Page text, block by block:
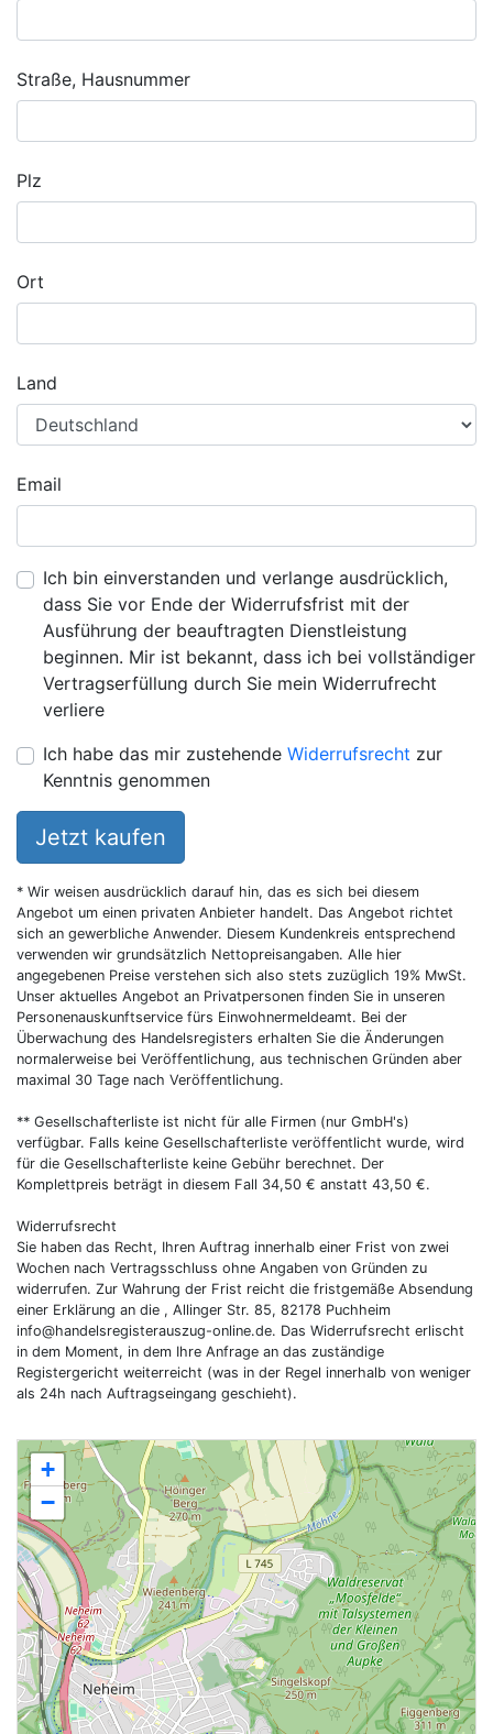
+
−
Straße, Hausnummer
Plz
Ort
Land
Email
Ich bin einverstanden und verlange ausdrücklich,
dass Sie vor Ende der Widerrufsfrist mit der
Ausführung der beauftragten Dienstleistung
beginnen. Mir ist bekannt, dass ich bei vollständiger
Vertragserfüllung durch Sie mein Widerrufrecht
verliere
Ich habe das mir zustehende Widerrufsrecht zur
Kenntnis genommen
Jetzt kaufen
* Wir weisen ausdrücklich darauf hin, das es sich bei diesem
Angebot um einen privaten Anbieter handelt. Das Angebot richtet
sich an gewerbliche Anwender. Diesem Kundenkreis entsprechend
verwenden wir grundsätzlich Nettopreisangaben. Alle hier
angegebenen Preise verstehen sich also stets zuzüglich 19% MwSt.
Unser aktuelles Angebot an Privatpersonen finden Sie in unseren
Personenauskunftservice fürs Einwohnermeldeamt. Bei der
Überwachung des Handelsregisters erhalten Sie die Änderungen
normalerweise bei Veröffentlichung, aus technischen Gründen aber
maximal 30 Tage nach Veröffentlichung.
** Gesellschafterliste ist nicht für alle Firmen (nur GmbH's)
verfügbar. Falls keine Gesellschafterliste veröffentlicht wurde, wird
für die Gesellschafterliste keine Gebühr berechnet. Der
Komplettpreis beträgt in diesem Fall 34,50 € anstatt 43,50 €.
Widerrufsrecht
Sie haben das Recht, Ihren Auftrag innerhalb einer Frist von zwei
Wochen nach Vertragsschluss ohne Angaben von Gründen zu
widerrufen. Zur Wahrung der Frist reicht die fristgemäße Absendung
einer Erklärung an die , Allinger Str. 85, 82178 Puchheim
info@handelsregisterauszug-online.de. Das Widerrufsrecht erlischt
in dem Moment, in dem Ihre Anfrage an das zuständige
Registergericht weiterreicht (was in der Regel innerhalb von weniger
als 24h nach Auftragseingang geschieht).